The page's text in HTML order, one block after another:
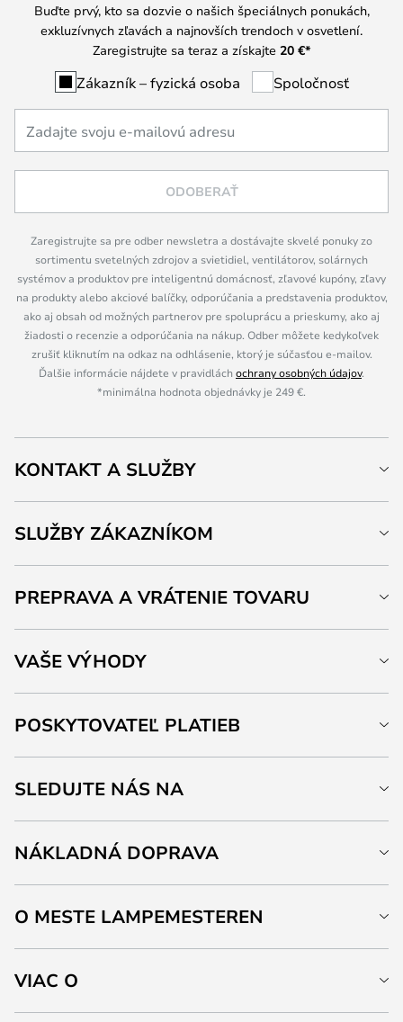
Buďte prvý, kto sa dozvie o našich špeciálnych ponukách,
exkluzívnych zľavách a najnovších trendoch v osvetlení.
Zaregistrujte sa teraz a získajte 20 €*
Zákazník – fyzická osoba Spoločnosť
ODOBERAŤ
Zaregistrujte sa pre odber newsletra a dostávajte skvelé ponuky zo
sortimentu svetelných zdrojov a svietidiel, ventilátorov, solárnych
systémov a produktov pre inteligentnú domácnosť, zľavové kupóny, zľavy
na produkty alebo akciové balíčky, odporúčania a predstavenia produktov,
ako aj obsah od možných partnerov pre spoluprácu a prieskumy, ako aj
žiadosti o recenzie a odporúčania na nákup. Odber môžete kedykoľvek
zrušiť kliknutím na odkaz na odhlásenie, ktorý je súčasťou e-mailov.
Ďalšie informácie nájdete v pravidláchochrany osobných údajov.
*minimálna hodnota objednávky je 249 €.
KONTAKT A SLUŽBY
SLUŽBY ZÁKAZNÍKOM
PREPRAVA A VRÁTENIE TOVARU
VAŠE VÝHODY
POSKYTOVATEĽ PLATIEB
SLEDUJTE NÁS NA
NÁKLADNÁ DOPRAVA
O MESTE LAMPEMESTEREN
VIAC O